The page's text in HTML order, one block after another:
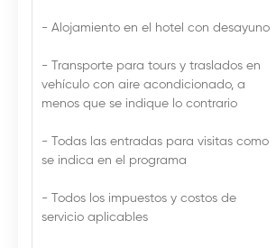
- Alojamiento en el hotel con desayuno
- Transporte para tours y traslados en
vehículo con aire acondicionado, a
menos que se indique lo contrario
- Todas las entradas para visitas como
se indica en el programa
- Todos los impuestos y costos de
servicio aplicables